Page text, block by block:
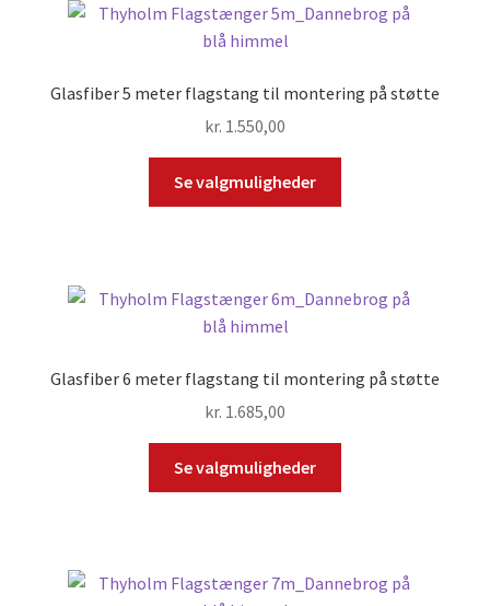
Glasfiber 5 meter flagstang til montering på støtte
kr. 1.550,00
Se valgmuligheder
Glasfiber 6 meter flagstang til montering på støtte
kr. 1.685,00
Se valgmuligheder